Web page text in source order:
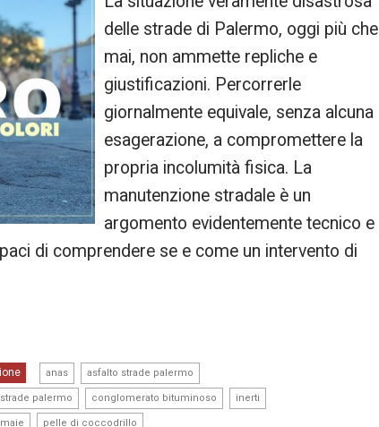
delle strade di Palermo, oggi più che
mai, non ammette repliche e
giustificazioni. Percorrerle
giornalmente equivale, senza alcuna
esagerazione, a compromettere la
propria incolumità fisica. La
manutenzione stradale è un
argomento evidentemente tecnico e
di comprendere se e come un intervento di
anas asfalto strade palermo
palermo conglomerato bituminoso inerti
pelle di coccodrillo